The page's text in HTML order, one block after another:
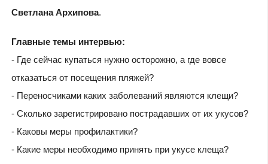
Светлана Архипова.
Главные темы интервью:
- Где сейчас купаться нужно осторожно, а где вовсе
отказаться от посещения пляжей?
- Переносчиками каких заболеваний являются клещи?
- Сколько зарегистрировано пострадавших от их укусов?
- Каковы меры профилактики?
- Какие меры необходимо принять при укусе клеща?